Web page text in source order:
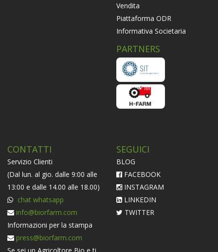
Vendita
Piattaforma ODR
Informativa Societaria
PARTNERS
CONTATTI
Servizio Clienti
(Dal lun. al gio. dalle 9:00 alle
13:00 e dalle 14.00 alle 18.00)
chat whatsapp
info@biorfarm.com
Informazioni per la stampa
press@biorfarm.com
Se sei un Agricoltore Bio e ti
SEGUICI
BLOG
FACEBOOK
INSTAGRAM
LINKEDIN
TWITTER